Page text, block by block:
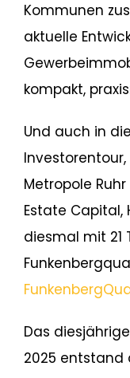
Kommunen
aktuelle
kompakt,
Und auch in
Metropole Ruhr
Estate Capital,
diesmal mit 21
Das
2025 entstand